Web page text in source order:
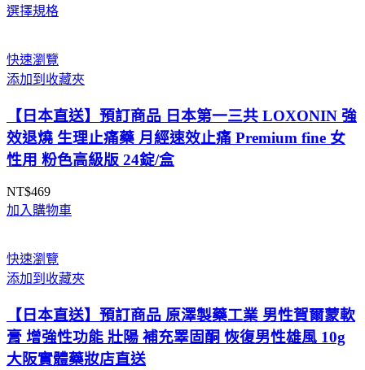
NT$990
選擇規格
快速瀏覽
添加到收藏夾
【日本直送】預訂商品 日本第一三共 LOXONIN 強
效退燒 生理止痛藥 月經速效止痛 Premium fine 女
性用 粉色高級版 24錠/盒
NT$469
加入購物車
快速瀏覽
添加到收藏夾
【日本直送】預訂商品 原澤製藥工業 男性賀爾蒙軟
膏 增強性功能 壯陽 補充睪固酮 恢復男性雄風 10g
大阪實體藥妝店直送